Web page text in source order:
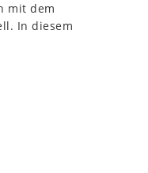
mit dem
In diesem